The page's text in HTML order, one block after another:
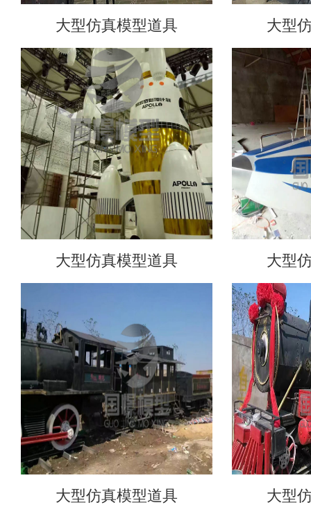
大型仿真模型道具 大型
大型仿真模型道具 大型
大型仿真模型道具 大型